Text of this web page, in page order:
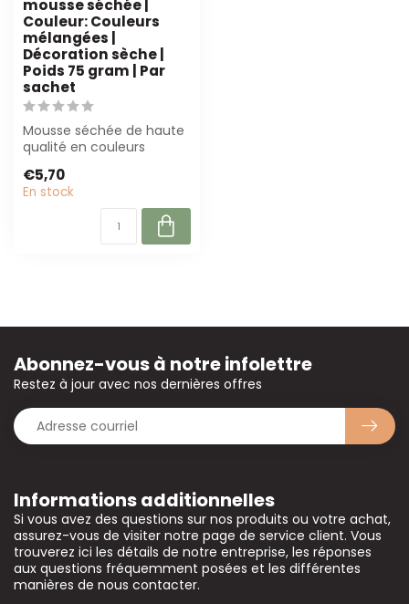
mousse séchée |
Couleur: Couleurs
mélangées |
Décoration sèche |
Poids 75 gram | Par
sachet
Mousse séchée de haute
qualité en couleurs
fleuristeri...
€5,70
En stock
Informations additionnelles
Si vous avez des questions sur nos produits ou votre achat,
assurez-vous de visiter notre page de service client. Vous
trouverez ici les détails de notre entreprise, les réponses
aux questions fréquemment posées et les différentes
manières de nous contacter.
Abonnez-vous à notre infolettre
Restez à jour avec nos dernières offres